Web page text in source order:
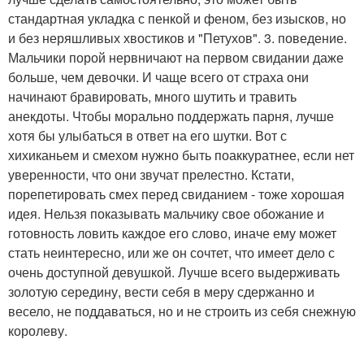
стандартная укладка с пенкой и феном, без изысков, но
и без неряшливых хвостиков и "Петухов". 3. поведение.
Мальчики порой нервничают на первом свидании даже
больше, чем девочки. И чаще всего от страха они
начинают бравировать, много шутить и травить
анекдоты. Чтобы морально поддержать парня, лучше
хотя бы улыбаться в ответ на его шутки. Вот с
хихиканьем и смехом нужно быть поаккуратнее, если нет
уверенности, что они звучат прелестно. Кстати,
порепетировать смех перед свиданием - тоже хорошая
идея. Нельзя показывать мальчику свое обожание и
готовность ловить каждое его слово, иначе ему может
стать неинтересно, или же он сочтет, что имеет дело с
очень доступной девушкой. Лучше всего выдерживать
золотую середину, вести себя в меру сдержанно и
весело, не поддаваться, но и не строить из себя снежную
королеву.